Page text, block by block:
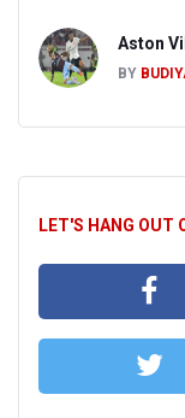
Aston
BY
LET'S HANG OUT